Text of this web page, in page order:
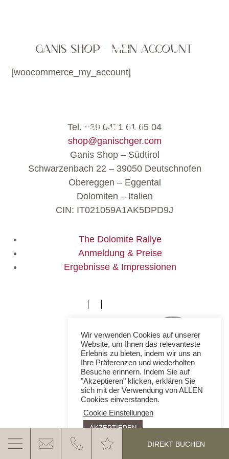
DIREKT BUCHEN
GANIS SHOP - MEIN ACCOUNT
[woocommerce_my_account]
Tel. +39 0471 61 65 04
shop@ganischger.com
Ganis Shop – Südtirol
Schwarzenbach 22 – 39050 Deutschnofen
Obereggen – Eggental
Dolomiten – Italien
CIN: IT021059A1AK5DPD9J
The Dolomite Rallye
Anmeldung & Preise
Ergebnisse & Impressionen
IT02525700213
Wir verwenden Cookies auf unserer
Website, um Ihnen das relevanteste
Erlebnis zu bieten, indem wir uns an
Ihre Präferenzen und wiederholten
Besuche erinnern. Indem Sie auf
"Akzeptieren" klicken, erklären Sie
sich mit der Verwendung von ALLEN
Cookies einverstanden.
Cookie Einstellungen
AKZEPTIEREN